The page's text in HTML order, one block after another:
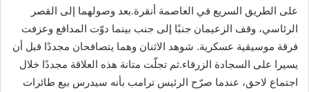
على الطريق السريع في العاصمة أنقرة.بعد وصولهما إلى القصر
الرئاسي، وقف الزعيمان جنبًا إلى جنب بينما دوّت المدافع وعزفت
فرقة موسيقية عسكرية. شوهد الاثنان وهما يتصافحان مجددًا قبل أن
يسيرا على السجادة الزرقاء.ثم تجلّت متانة هذه العلاقة مجددًا خلال
اجتماع لاحق، عندما صرّح الرئيس ترامب بأنه سيدرس بيع طائرات